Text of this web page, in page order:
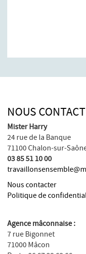
NOUS
Mister Harry
24 rue de la Banque
71100 Chalon-sur-
03 85 51 10 00
Nous contacter
Politique de
Agence mâconnaise :
7 rue Bigonnet
71000 Mâcon